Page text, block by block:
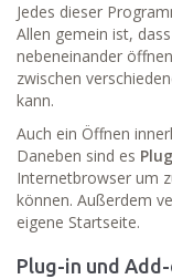
Jedes dieser
Allen gemein ist,
nebeneinander
zwischen
kann.
Auch ein Öffnen
Daneben sind es
Internetbrowser um
können. Außerdem
eigene Startseite.
Plug-in und